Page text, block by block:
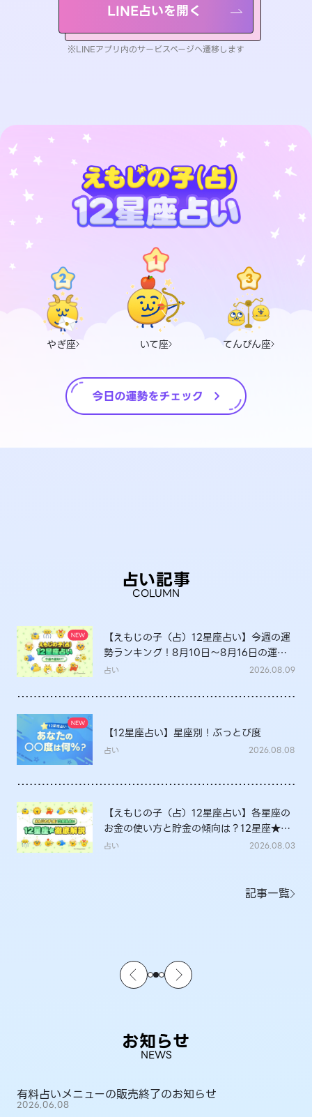
LINE占いを開く
※LINEアプリ内のサービスページへ遷移します
やぎ座 いて座 てんびん座
占い記事
COLUMN
【えもじの子（占）12星座占い】今週の運
勢ランキング！8月10日～8月16日の運勢
は？
占い 2026.08.09
【12星座占い】星座別！ぶっとび度
占い 2026.08.08
【えもじの子（占）12星座占い】各星座の
お金の使い方と貯金の傾向は？12星座★徹
底解説
占い 2026.08.03
記事一覧
お知らせ
NEWS
有料占いメニューの販売終了のお知らせ
2026.06.08